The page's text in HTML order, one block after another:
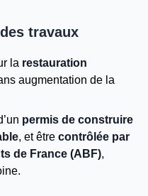
travaux
la restauration
augmentation de la
permis de construire
, et être contrôlée par
de France (ABF),